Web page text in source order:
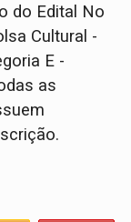
do Edital No
Cultural -
E -
as